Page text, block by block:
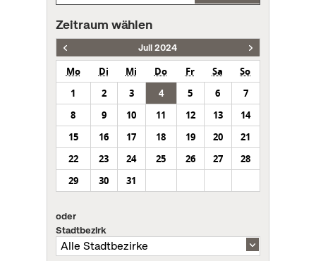
Zeitraum wählen
Juli 2024
Mo Di Mi Do Fr Sa
So
1
2 3 4 5 6
7
8
9 10 11 12 13
14
15
16 17 18 19 20
21
22
23 24 25 26 27
28
29
30 31
oder
Stadtbezirk